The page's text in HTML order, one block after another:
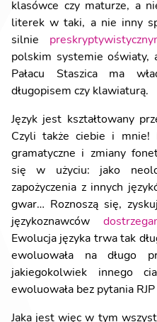
klasówce czy maturze, a
literek w taki, a nie inny
silnie
polskim systemie
Pałacu Staszica ma
długopisem czy klawiaturą.
Język jest kształtowany
Czyli także ciebie i mnie!
gramatyczne i zmiany
się w użyciu: jako
zapożyczenia z innych
gwar… Roznoszą się,
językoznawców
Ewolucja języka trwa tak
ewoluowała na długo
jakiegokolwiek innego
ewoluowała bez pytania RJP
Jaka jest więc w tym